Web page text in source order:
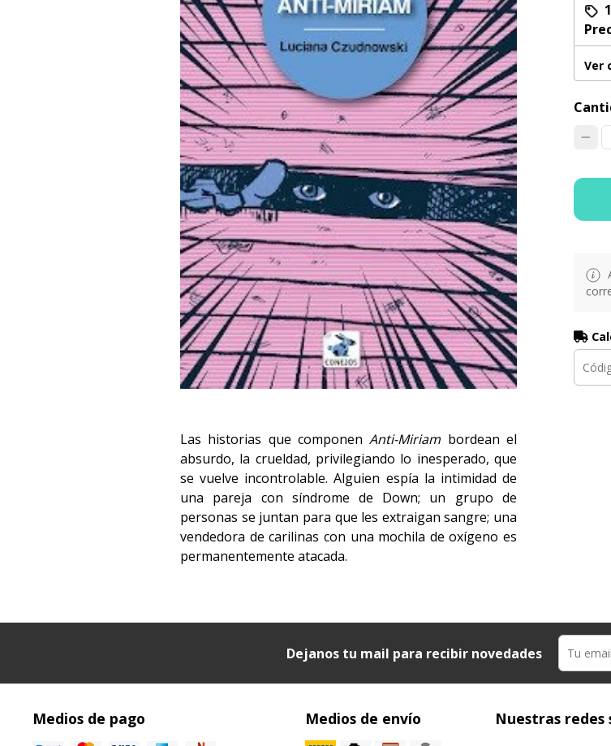
Las historias que componen Anti-Miriam bordean el
absurdo, la crueldad, privilegiando lo inesperado, que
se vuelve incontrolable. Alguien espía la intimidad de
una pareja con síndrome de Down; un grupo de
personas se juntan para que les extraigan sangre; una
vendedora de carilinas con una mochila de oxígeno es
permanentemente atacada.
Ver
Dejanos tu mail para recibir novedades
Medios de pago Medios de envío Nuestras redes